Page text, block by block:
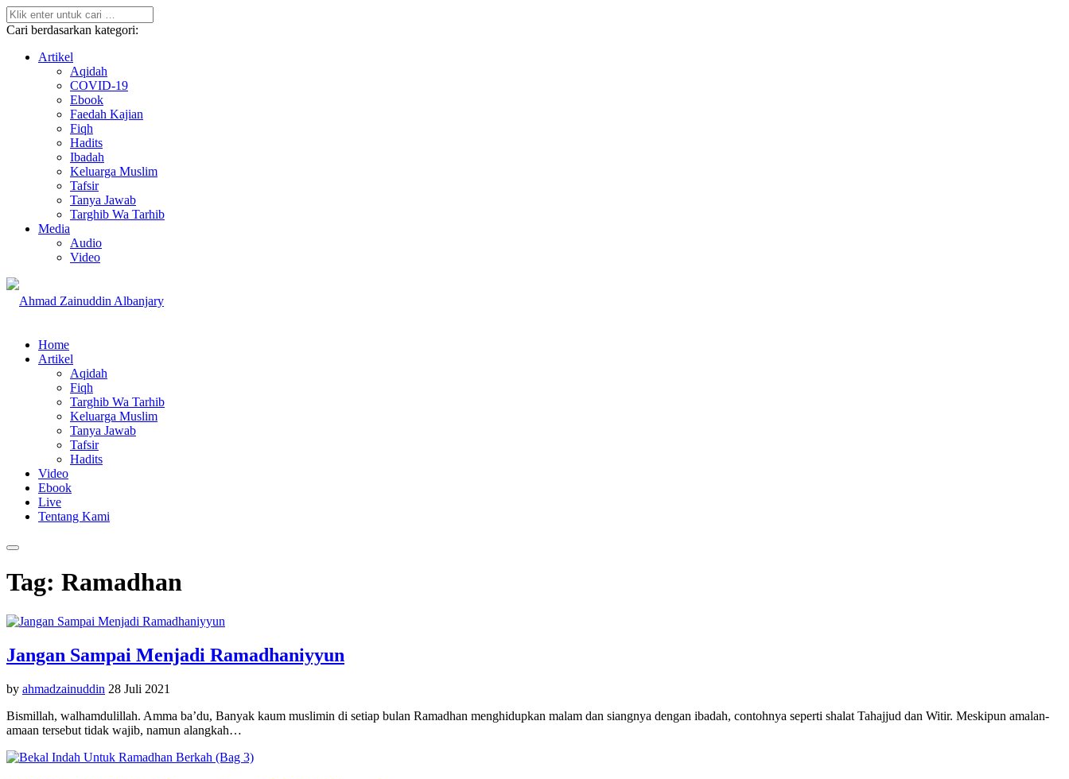
Cari berdasarkan kategori:
Artikel
Aqidah
COVID-19
Ebook
Faedah Kajian
Fiqh
Hadits
Ibadah
Keluarga Muslim
Tafsir
Tanya Jawab
Targhib Wa Tarhib
Media
Audio
Video
Home
Artikel
Aqidah
Fiqh
Targhib Wa Tarhib
Keluarga Muslim
Tanya Jawab
Tafsir
Hadits
Video
Ebook
Live
Tentang Kami
Tag: Ramadhan
Jangan Sampai Menjadi Ramadhaniyyun
by ahmadzainuddin 28 Juli 2021
Bismillah, walhamdulillah. Amma ba’du, Banyak kaum muslimin di setiap bulan Ramadhan menghidupkan malam dan siangnya dengan ibadah, contohnya seperti shalat Tahajjud dan Witir. Meskipun amalan-
amaan tersebut tidak wajib, namun alangkah…